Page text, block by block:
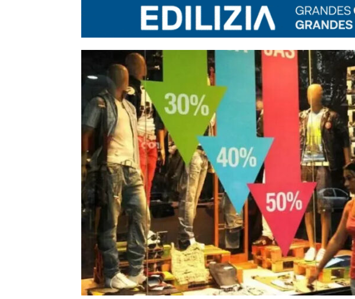
Precisa.
Periodismo
en
serio